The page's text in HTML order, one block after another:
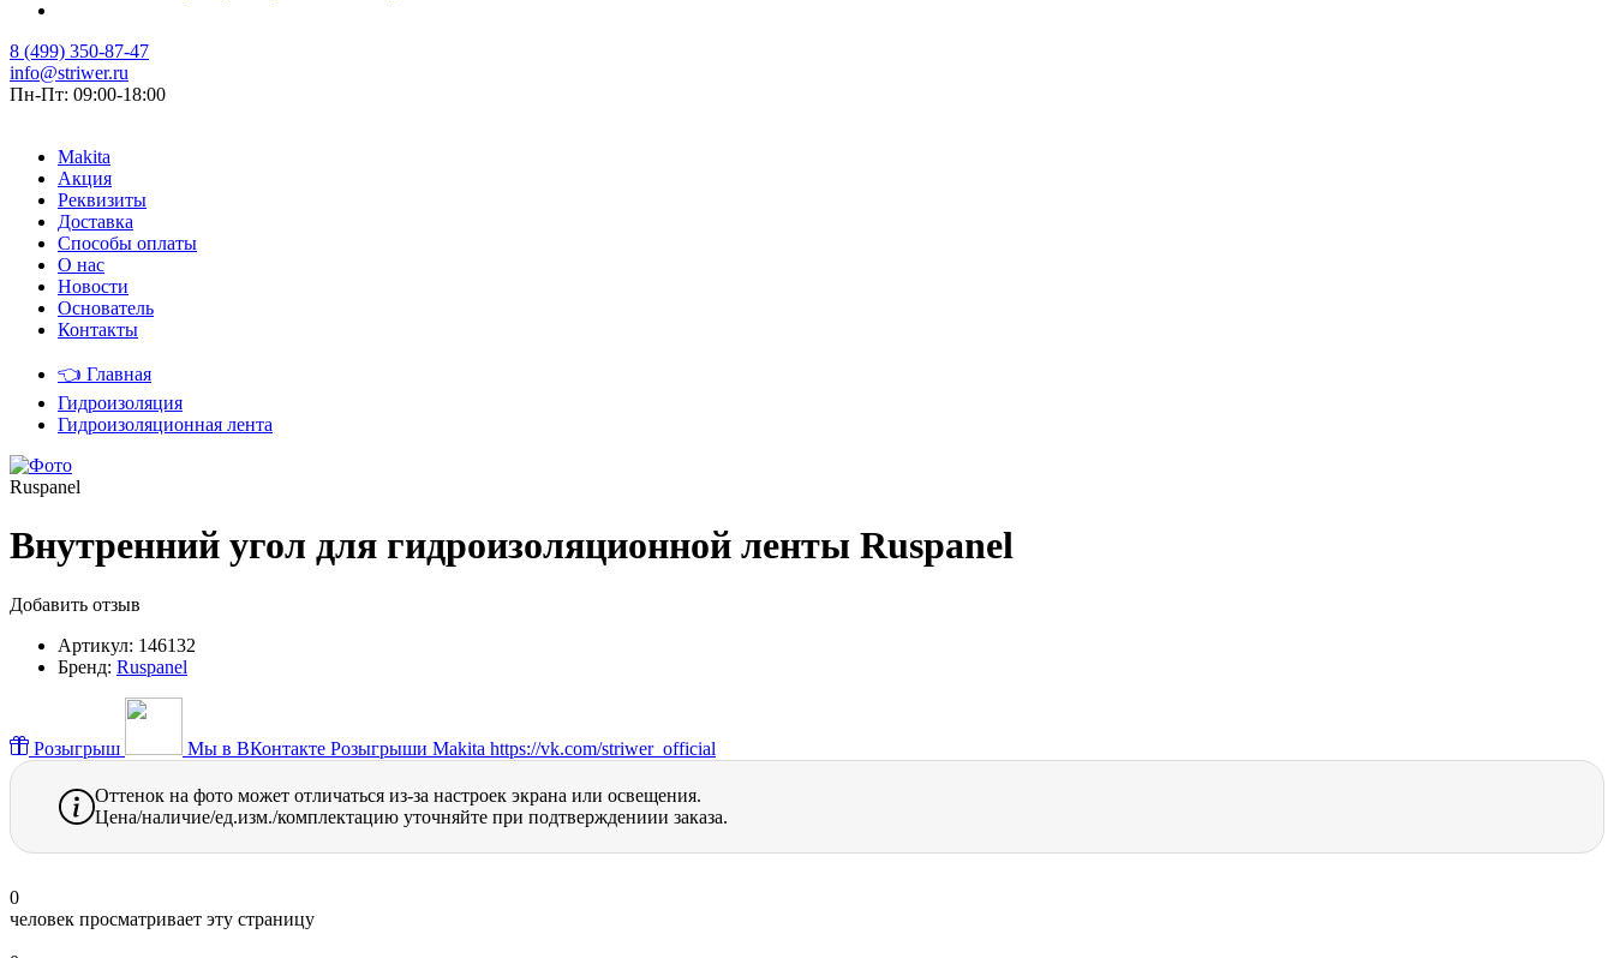
8 (499) 350-87-47
info@striwer.ru
Пн-Пт: 09:00-18:00
Makita
Акция
Реквизиты
Доставка
Способы оплаты
О нас
Новости
Основатель
Контакты
👈 Главная
Гидроизоляция
Гидроизоляционная лента
Ruspanel
Внутренний угол для гидроизоляционной ленты Ruspanel
Добавить отзыв
Артикул: 146132
Бренд: Ruspanel
Розыгрыш Мы в ВКонтакте Розыгрыши Makita https://vk.com/striwer_official
Оттенок на фото может отличаться из-за настроек экрана или освещения.
Цена/наличие/ед.изм./комплектацию уточняйте при подтверждениии заказа.
0
человек просматривает эту страницу